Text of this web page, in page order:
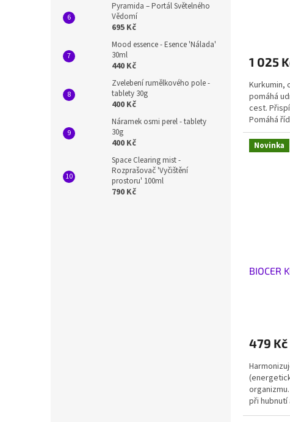
Pyramida – Portál Světelného
Vědomí
695 Kč
Mood essence - Esence 'Nálada'
30ml
440 Kč
Zvelebení rumělkového pole -
tablety 30g
400 Kč
Náramek osmi perel - tablety
30g
400 Kč
Space Clearing mist -
Rozprašovač 'Vyčištění
prostoru' 100ml
790 Kč
1 025
Kurkumin,
pomáhá
cest.
Pomáhá
Novinka
BIOCER
479 Kč
při hubnutí